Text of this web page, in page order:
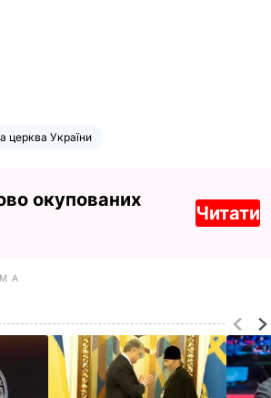
церква України
окупованих
Читати